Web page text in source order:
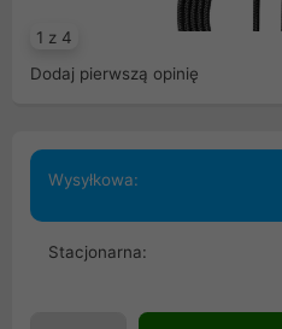
1 z 4
Dodaj pierwszą opinię
Wysyłkowa:
Stacjonarna: